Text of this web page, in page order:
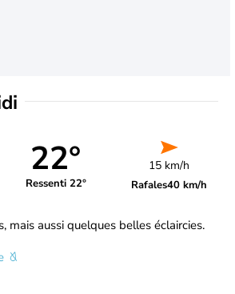
22°
Ressenti 22°
15 km/h
Rafales40 km/h
mais aussi quelques belles éclaircies.